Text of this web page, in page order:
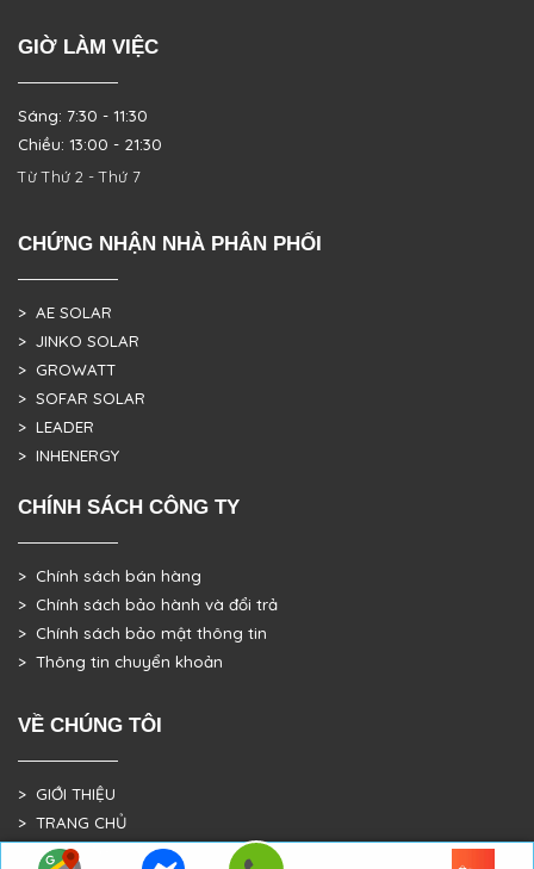
GIỜ LÀM VIỆC
Sáng: 7:30 - 11:30
Chiều: 13:00 - 21:30
Từ Thứ 2 - Thứ 7
CHỨNG NHẬN NHÀ PHÂN PHỐI
> AE SOLAR
> JINKO SOLAR
> GROWATT
> SOFAR SOLAR
> LEADER
> INHENERGY
CHÍNH SÁCH CÔNG TY
> Chính sách bán hàng
> Chính sách bảo hành và đổi trả
> Chính sách bảo mật thông tin
> Thông tin chuyển khoản
VỀ CHÚNG TÔI
> GIỚI THIỆU
> TRANG CHỦ
> DỰ ÁN THỰC TẾ